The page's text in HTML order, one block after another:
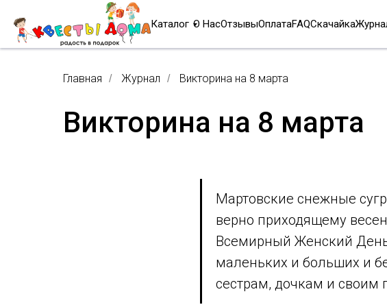
Каталог О НасОтзывыОплатаFAQСкачайка
Главная / Журнал / Викторина на 8 марта
Викторина на 8 марта
Мартовские снежные
верно приходящему
Всемирный Женский
маленьких и больших и
сестрам, дочкам и своим